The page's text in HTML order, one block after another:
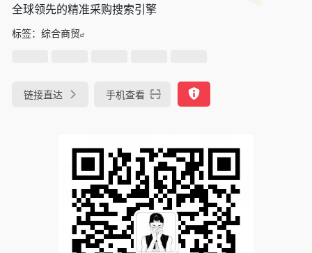
全球领先的精准采购搜索引擎
标签： 综合商贸
链接直达 手机查看